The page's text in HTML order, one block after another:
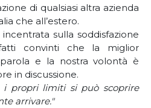
di qualsiasi altra azienda
che all’estero.
sulla soddisfazione
convinti che la miglior
e la nostra volontà è
in discussione.
i propri limiti si può scoprire
arrivare."